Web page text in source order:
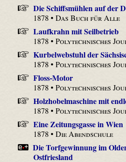
Die Schiffsmühlen auf der
1878 •Das Buch für Alle
Laufkrahn mit Seilbetrieb
1878 •Polytechnisches
Kurbelwebstuhl der
1878 •Polytechnisches
Floss-Motor
1878 •Polytechnisches
Holzhobelmaschine mit
1878 •Polytechnisches
Eine Zeitungsgasse in Wien
1878 •Die Abendschule
Die Torfgewinnung im
Ostfriesland